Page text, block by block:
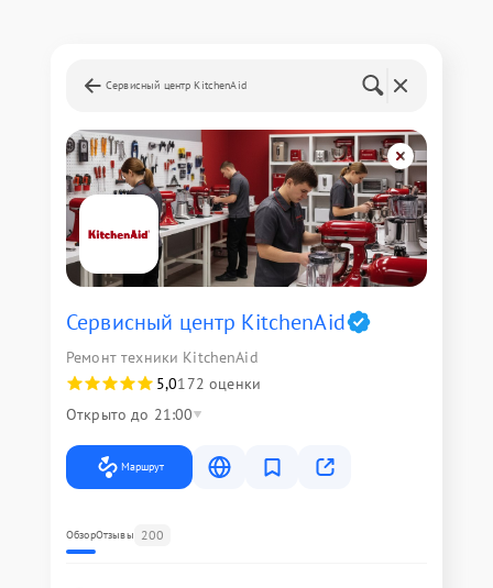
Сервисный центр KitchenAid
Сервисный центр KitchenAid
Ремонт техники KitchenAid
5,0172 оценки
Открыто до 21:00
Маршрут
ОбзорОтзывы 200